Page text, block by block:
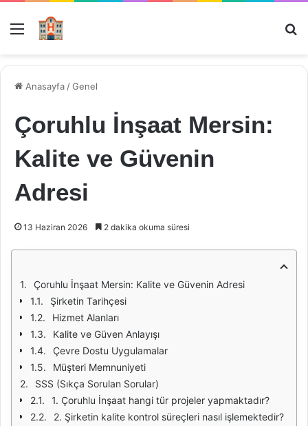
Menü
Anasayfa /Genel
Çoruhlu İnşaat Mersin:
Kalite ve Güvenin
Adresi
13 Haziran 2026 2 dakika okuma süresi
Çoruhlu İnşaat Mersin: Kalite ve Güvenin Adresi
Şirketin Tarihçesi
Hizmet Alanları
Kalite ve Güven Anlayışı
Çevre Dostu Uygulamalar
Müşteri Memnuniyeti
SSS (Sıkça Sorulan Sorular)
1. Çoruhlu İnşaat hangi tür projeler yapmaktadır?
2. Şirketin kalite kontrol süreçleri nasıl işlemektedir?